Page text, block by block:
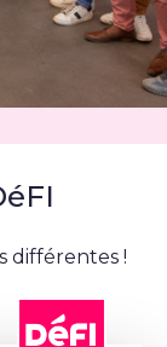
différentes !